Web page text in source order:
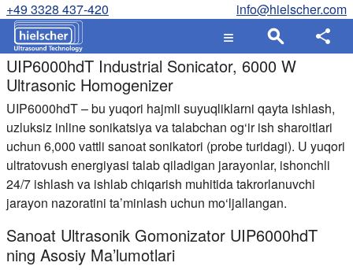
+49 3328 437-420 info@hielscher.com
UIP6000hdT Industrial Sonicator, 6000 W
Ultrasonic Homogenizer
UIP6000hdT – bu yuqori hajmli suyuqliklarni qayta ishlash,
uzluksiz inline sonikatsiya va talabchan og‘ir ish sharoitlari
uchun 6,000 vattli sanoat sonikatori (probe turidagi). U yuqori
ultratovush energiyasi talab qiladigan jarayonlar, ishonchli
24/7 ishlash va ishlab chiqarish muhitida takrorlanuvchi
jarayon nazoratini ta’minlash uchun mo‘ljallangan.
Sanoat Ultrasonik Gomonizator UIP6000hdT
ning Asosiy Ma’lumotlari